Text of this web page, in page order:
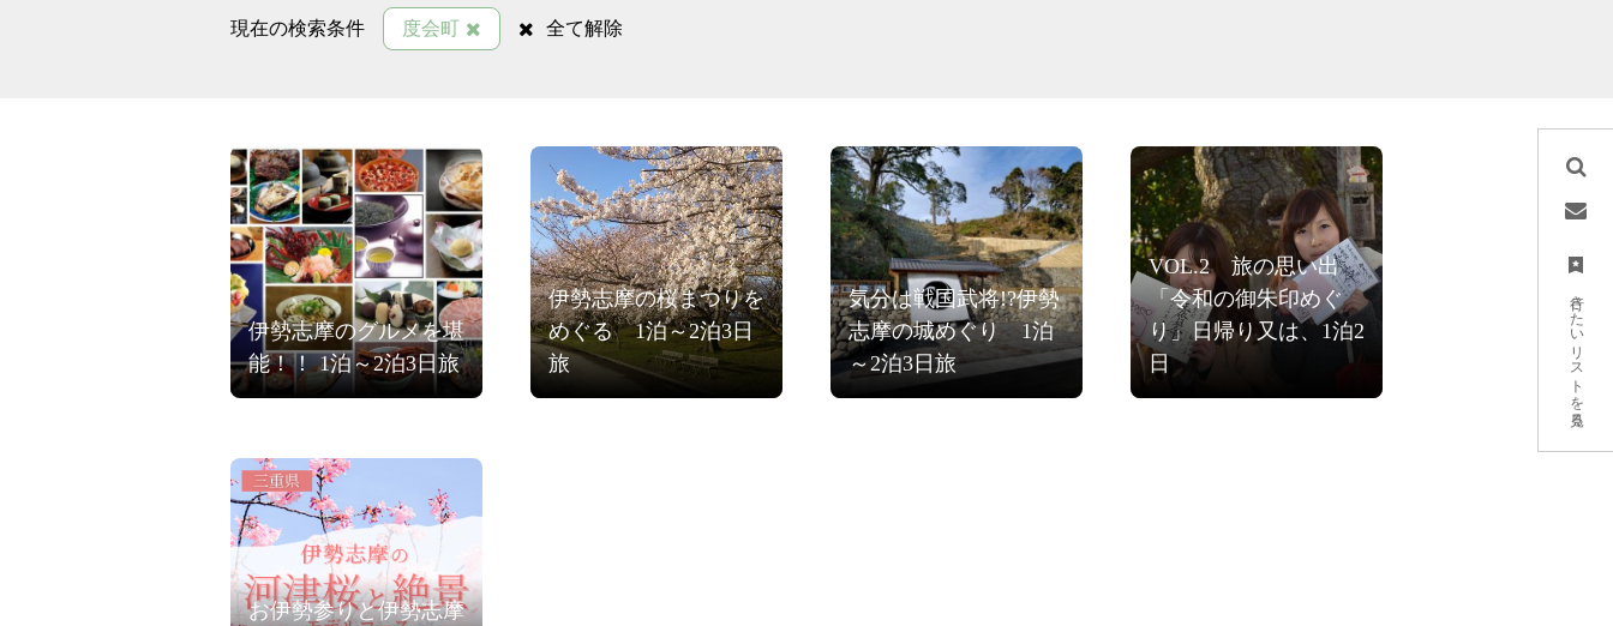
行きたいリストを見る
現在の検索条件 度会町 全て解除
伊勢志摩のグルメを堪
能！！ 1泊～2泊3日旅
伊勢志摩の桜まつりを
めぐる 1泊～2泊3日
旅
気分は戦国武将!?伊勢
志摩の城めぐり 1泊
～2泊3日旅
VOL.2 旅の思い出
「令和の御朱印めぐ
り」日帰り又は、1泊2
日
お伊勢参りと伊勢志摩